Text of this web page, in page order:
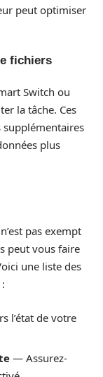
peut optimiser
fichiers
Switch ou
la tâche. Ces
plus
pas exempt
peut vous faire
une liste des
l’état de votre
— Assurez-